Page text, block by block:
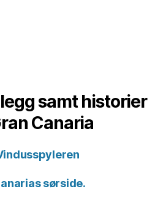
samt historier
Canaria
sørside.